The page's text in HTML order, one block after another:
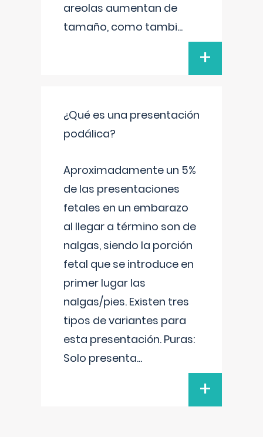
areolas aumentan de
tamaño, como tambi...
+
¿Qué es una presentación
podálica?
Aproximadamente un 5%
de las presentaciones
fetales en un embarazo
al llegar a término son de
nalgas, siendo la porción
fetal que se introduce en
primer lugar las
nalgas/pies. Existen tres
tipos de variantes para
esta presentación. Puras:
Solo presenta...
+